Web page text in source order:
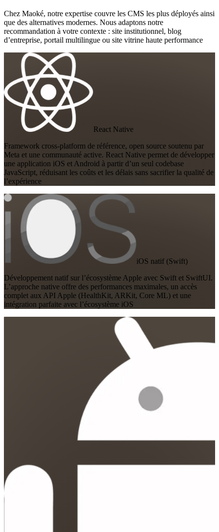
Chez Maoké, notre expertise couvre les CMS les plus déployés ainsi
que des alternatives modernes. Nous adaptons notre
recommandation à votre contexte : site institutionnel, blog
d’entreprise, portail multilingue ou site vitrine haute performance
React Native
Framework cross-platform de référence, open source soutenu par
Meta et une communauté active. React Native permet de développer
une application iOS et Android à partir d’un seul codebase
JavaScript, réduisant les coûts et les délais sans sacrifier la qualité de
l’expérience
iOS natif (Swift)
Développement natif sur l’écosystème Apple avec Swift et SwiftUI.
L’approche native offre des performances maximales, un accès
complet aux API Apple (HealthKit, ARKit, Core ML) et une
intégration parfaite avec l’écosystème iOS